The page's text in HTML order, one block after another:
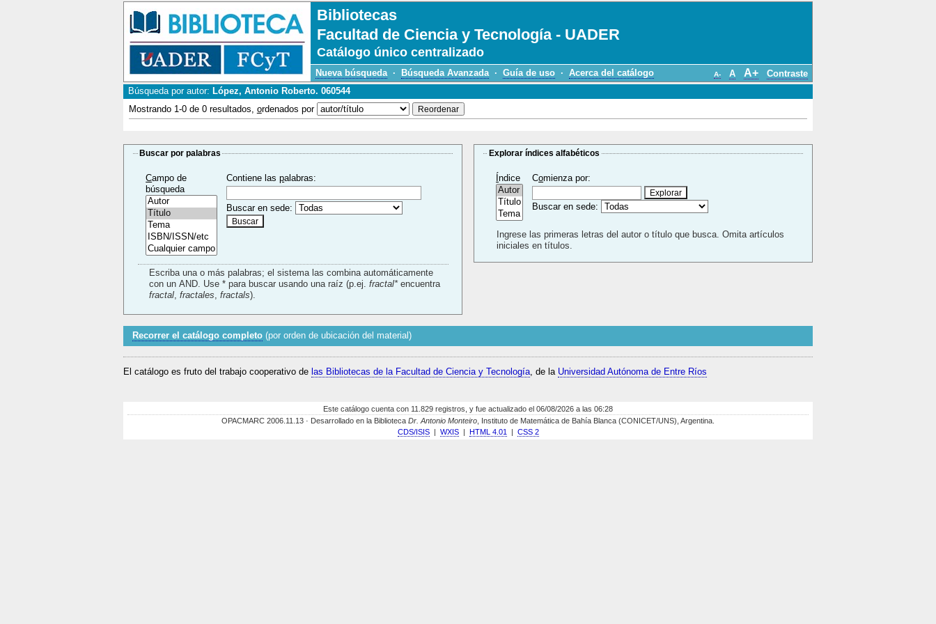
Bibliotecas
Facultad de Ciencia y Tecnología - UADER
Catálogo único centralizado
Nueva búsqueda· Búsqueda Avanzada· Guía de uso· Acerca del catálogo A- A A+
Contraste
Búsqueda por autor: López, Antonio Roberto. 060544
Mostrando 1-0 de 0 resultados, ordenados por
Buscar por palabras
Campo de
búsqueda
Contiene laspalabras:
Buscar en sede:
Escriba una o más palabras; el sistema las combina automáticamente
con un AND. Use * para buscar usando una raíz (p.ej.fractal*encuentra
fractal ,fractales ,fractals).
Explorar índices alfabéticos
Índice Comienza por:
Buscar en sede:
Ingrese las primeras letras del autor o título que busca. Omita artículos
iniciales en títulos.
Recorrer el catálogo completo (por orden de ubicación del material)
El catálogo es fruto del trabajo cooperativo de las Bibliotecas de la Facultad de Ciencia y Tecnología, de la Universidad Autónoma de Entre Ríos
Este catálogo cuenta con 11.829 registros, y fue actualizado el 06/08/2026 a las 06:28
OPACMARC 2006.11.13 · Desarrollado en la Biblioteca Dr. Antonio Monteiro, Instituto de Matemática de Bahía Blanca (CONICET/UNS), Argentina.
CDS/ISIS| WXIS| HTML 4.01| CSS 2